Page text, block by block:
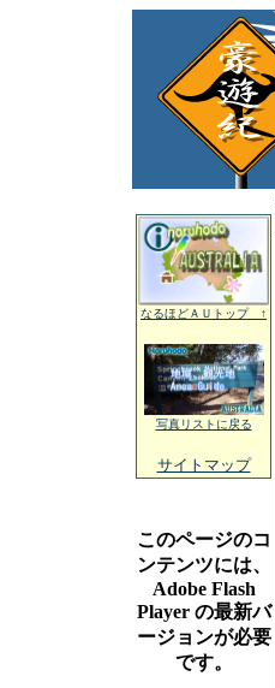
なるほどＡＵトップ ↑
写真リストに戻る
サイトマップ
このページのコ
ンテンツには、
Adobe Flash
Player の最新バ
ージョンが必要
です。